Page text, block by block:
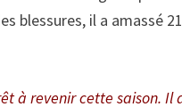
blessures, il a amassé
à revenir cette saison. Il